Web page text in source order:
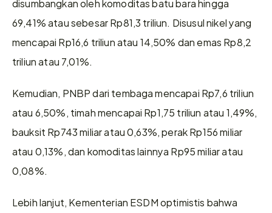
69,41% atau sebesar Rp81,3 triliun. Disusul nikel yang
mencapai Rp16,6 triliun atau 14,50% dan emas Rp8,2
triliun atau 7,01%.
Kemudian, PNBP dari tembaga mencapai Rp7,6 triliun
atau 6,50%, timah mencapai Rp1,75 triliun atau 1,49%,
bauksit Rp743 miliar atau 0,63%, perak Rp156 miliar
atau 0,13%, dan komoditas lainnya Rp95 miliar atau
0,08%.
Lebih lanjut, Kementerian ESDM optimistis bahwa